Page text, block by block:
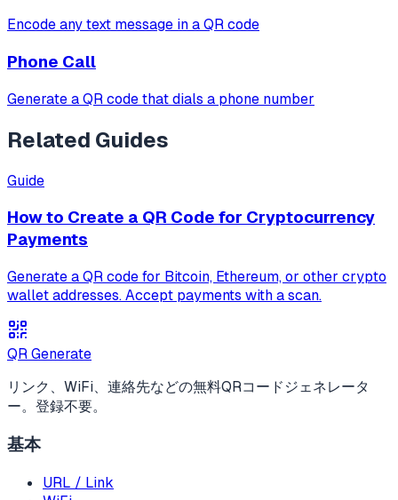
Encode any text message in a QR code
Phone Call
Generate a QR code that dials a phone number
Related Guides
Guide
How to Create a QR Code for Cryptocurrency
Payments
Generate a QR code for Bitcoin, Ethereum, or other crypto
wallet addresses. Accept payments with a scan.
QR Generate
リンク、WiFi、連絡先などの無料QRコードジェネレータ
ー。登録不要。
基本
URL / Link